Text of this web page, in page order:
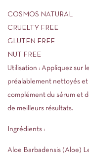
COSMOS NATURAL
CRUELTY FREE
GLUTEN FREE
NUT FREE
Utilisation : Appliquez sur
préalablement nettoyés et
complément du sérum et
de meilleurs résultats.
Ingrédients :
Aloe Barbadensis (Aloe)